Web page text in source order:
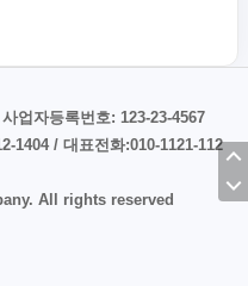
업자등록번호: 123-23-4567
1404 / 대표전화:010-1121-112
All rights reserved